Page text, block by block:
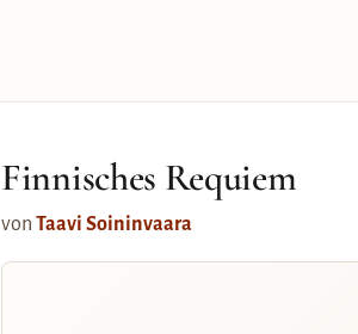
Finnisches Requiem
von Taavi Soininvaara